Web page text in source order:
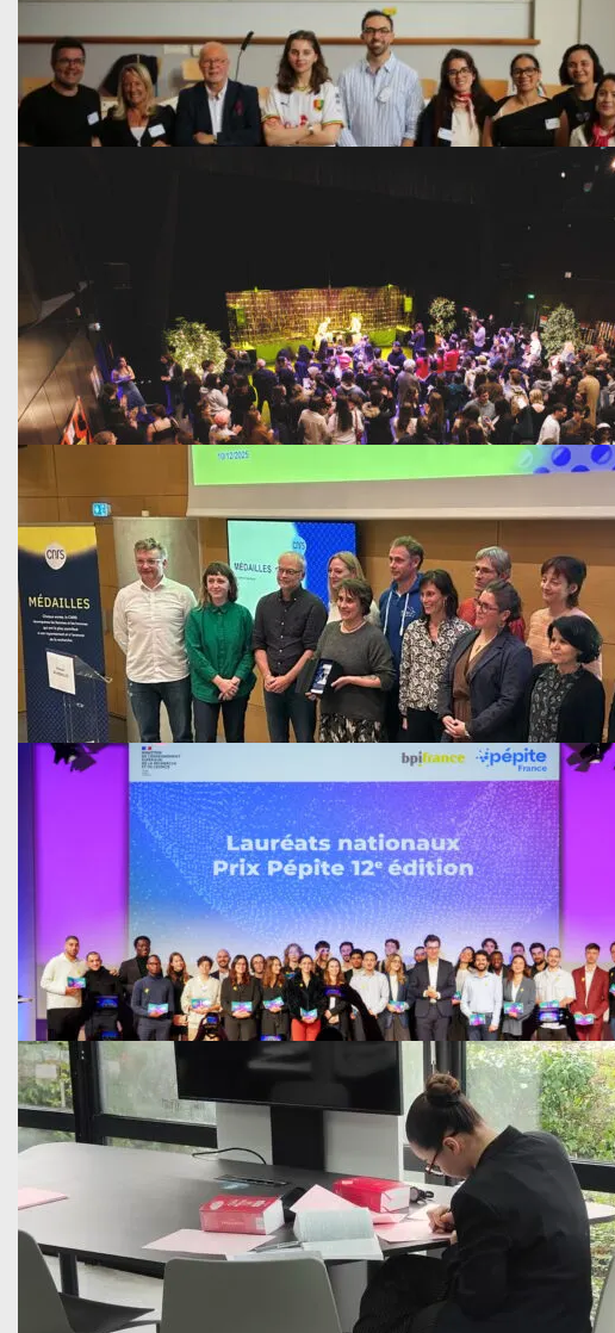
Vie de l'Université
Publié le 2 juin 2026
Accéder aux financements européens : les…
Le 26 mai dernier, La Rochelle Université et le CNRS, ont réuni les
Vie étudiante
Publié le 13 avril 2026
Succès pour le festival de courts-métrages…
Jeudi 9 avril, La Rochelle Université a accueilli le festival de courts-
En savoir plus
Vie étudiante
Publié le 3 avril 2026
Retour sur la 26e édition du…
Avec plus de 3 000 visiteurs en dix jours, la 26e édition du Festival
En savoir plus
Vie de l'Université
Publié le 15 décembre 2025
Le Réseau National Échouages de l’Observatoire…
Le CNRS a distingué le Réseau National Échouages (RNE),
En savoir plus
Vie de l'Université
Publié le 9 décembre 2025
Deux distinctions pour nos étudiants entrepreneurs…